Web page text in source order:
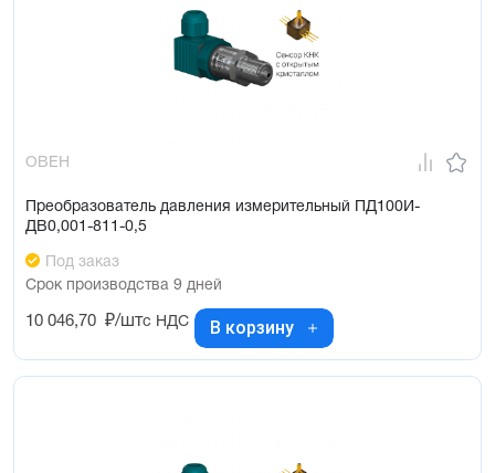
ОВЕН
Преобразователь давления измерительный ПД100И-
ДВ0,001-811-0,5
Под заказ
Срок производства 9 дней
10 046,70 ₽/штс НДС В корзину